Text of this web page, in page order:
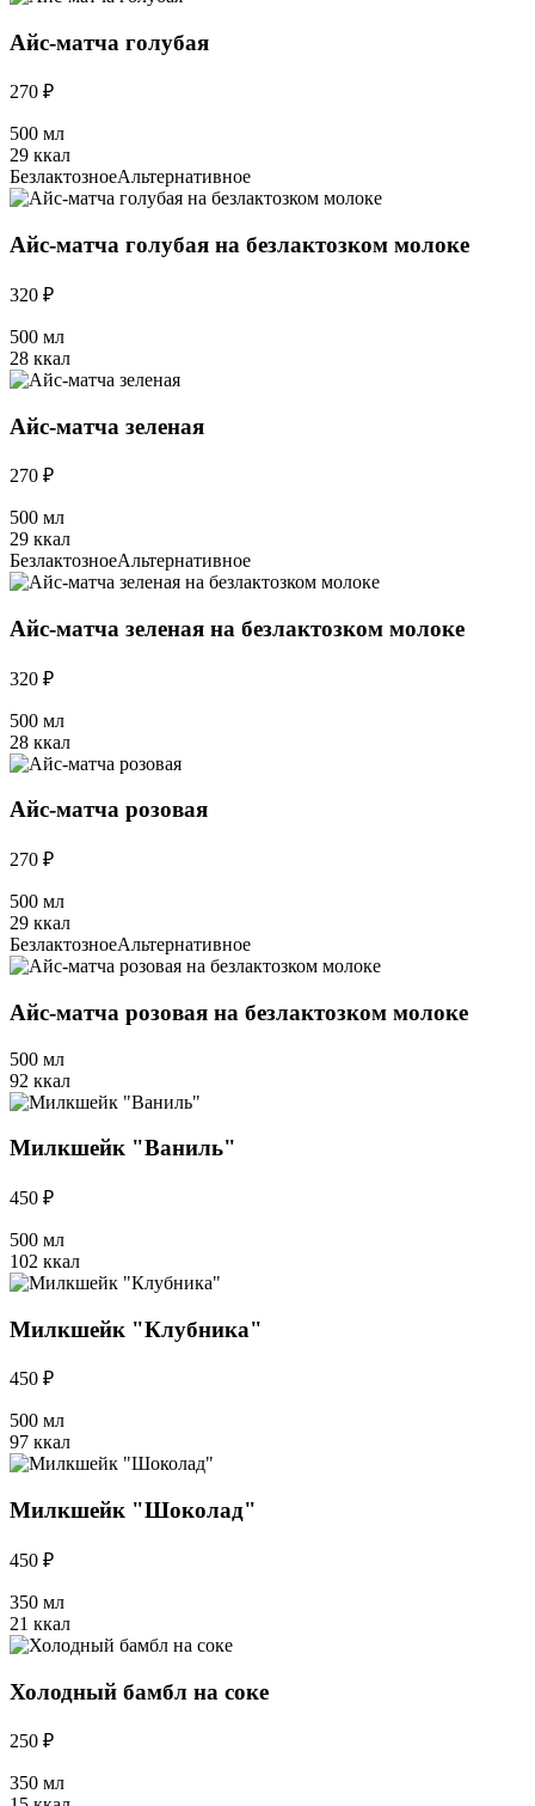
Айс-матча голубая
270 ₽
500 мл
29 ккал
БезлактозноеАльтернативное
Айс-матча голубая на безлактозком молоке
320 ₽
500 мл
28 ккал
Айс-матча зеленая
270 ₽
500 мл
29 ккал
БезлактозноеАльтернативное
Айс-матча зеленая на безлактозком молоке
320 ₽
500 мл
28 ккал
Айс-матча розовая
270 ₽
500 мл
29 ккал
БезлактозноеАльтернативное
Айс-матча розовая на безлактозком молоке
500 мл
92 ккал
Милкшейк "Ваниль"
450 ₽
500 мл
102 ккал
Милкшейк "Клубника"
450 ₽
500 мл
97 ккал
Милкшейк "Шоколад"
450 ₽
350 мл
21 ккал
Холодный бамбл на соке
250 ₽
350 мл